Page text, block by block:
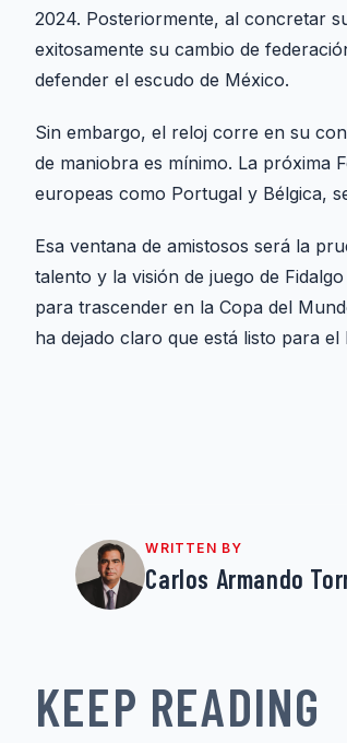
2024. Posteriormente, al concretar
exitosamente su cambio de
defender el escudo de México.
Sin embargo, el reloj corre en su
de maniobra es mínimo. La próxima
europeas como Portugal y Bélgica,
Esa ventana de amistosos será la
talento y la visión de juego de
para trascender en la Copa del
ha dejado claro que está listo para el
WRITTEN BY
Carlos Armando
KEEP READING